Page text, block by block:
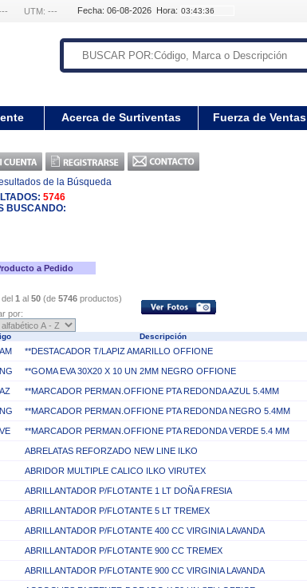
UTM: --- Fecha: 06-08-2026 Hora:
Acerca de Surtiventas Fuerza de Ventas
de la Búsqueda
5746
BUSCANDO:
a Pedido
del 1 al 50 (de 5746 productos)
por:
Descripción
**DESTACADOR T/LAPIZ AMARILLO OFFIONE
**GOMA EVA 30X20 X 10 UN 2MM NEGRO OFFIONE
**MARCADOR PERMAN.OFFIONE PTA REDONDA AZUL 5.4MM
**MARCADOR PERMAN.OFFIONE PTA REDONDA NEGRO 5.4MM
**MARCADOR PERMAN.OFFIONE PTA REDONDA VERDE 5.4 MM
ABRELATAS REFORZADO NEW LINE ILKO
ABRIDOR MULTIPLE CALICO ILKO VIRUTEX
ABRILLANTADOR P/FLOTANTE 1 LT DOÑA FRESIA
ABRILLANTADOR P/FLOTANTE 5 LT TREMEX
ABRILLANTADOR P/FLOTANTE 400 CC VIRGINIA LAVANDA
ABRILLANTADOR P/FLOTANTE 900 CC TREMEX
ABRILLANTADOR P/FLOTANTE 900 CC VIRGINIA LAVANDA